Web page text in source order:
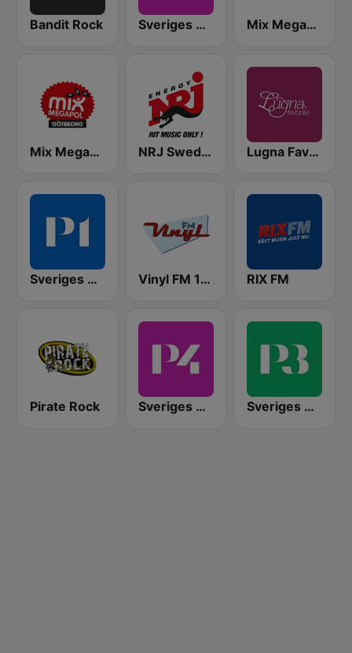
Bandit Rock Sveriges Radio P4 Göteborg Mix Megapol
Mix Megapol Göteborg NRJ Sweden Lugna Favoriter
Sveriges Radio P1 Vinyl FM 107 RIX FM
Pirate Rock Sveriges Radio P4 Stockholm Sveriges Radio P3